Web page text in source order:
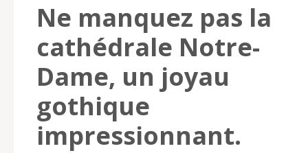
Ne manquez pas la
cathédrale Notre-
Dame, un joyau
gothique
impressionnant.